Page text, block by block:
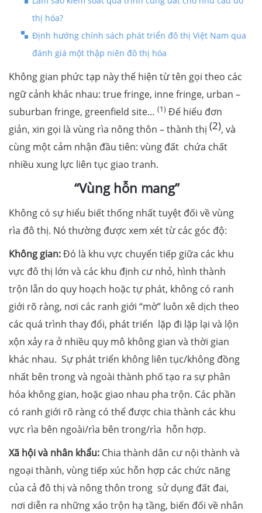
thị hóa?
Định hướng chính sách phát triển đô thị Việt Nam qua
đánh giá một thập niên đô thị hóa
Không gian phức tạp này thể hiện từ tên gọi theo các
ngữ cảnh khác nhau: true fringe, inne fringe, urban –
suburban fringe, greenfield site… (1) Để hiểu đơn
giản, xin gọi là vùng rìa nông thôn – thành thị (2), và
cùng một cảm nhận đầu tiên: vùng đất chứa chất
nhiều xung lực liên tục giao tranh.
“Vùng hỗn mang”
Không có sự hiểu biết thống nhất tuyệt đối về vùng
rìa đô thị. Nó thường được xem xét từ các góc độ:
Không gian:Đó là khu vực chuyển tiếp giữa các khu
vực đô thị lớn và các khu định cư nhỏ, hình thành
trộn lẫn do quy hoạch hoặc tự phát, không có ranh
giới rõ ràng, nơi các ranh giới “mờ” luôn xê dịch theo
các quá trình thay đổi, phát triển lặp đi lặp lại và lộn
xộn xảy ra ở nhiều quy mô không gian và thời gian
khác nhau. Sự phát triển không liên tục/không đồng
nhất bên trong và ngoài thành phố tạo ra sự phân
hóa không gian, hoặc giao nhau pha trộn. Các phần
có ranh giới rõ ràng có thể được chia thành các khu
vực rìa bên ngoài/rìa bên trong/rìa hỗn hợp.
Xã hội và nhân khẩu: Chia thành dân cư nội thành và
ngoại thành, vùng tiếp xúc hỗn hợp các chức năng
của cả đô thị và nông thôn trong sử dụng đất đai,
nơi diễn ra những xáo trộn hạ tầng, biến đổi về nhân